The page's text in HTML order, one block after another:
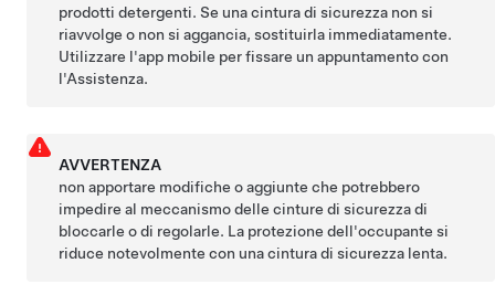
prodotti detergenti. Se una cintura di sicurezza non si
riavvolge o non si aggancia, sostituirla immediatamente.
Utilizzare l'app mobile per fissare un appuntamento con
l'Assistenza.
AVVERTENZA
non apportare modifiche o aggiunte che potrebbero
impedire al meccanismo delle cinture di sicurezza di
bloccarle o di regolarle. La protezione dell'occupante si
riduce notevolmente con una cintura di sicurezza lenta.